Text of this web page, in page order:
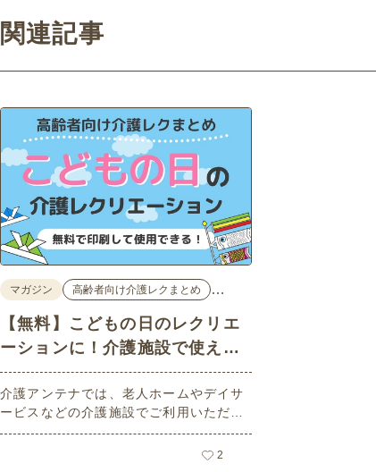
関連記事
マガジン 高齢者向け介護レクまとめ …
【無料】こどもの日のレクリエ
ーションに！介護施設で使える
高齢者向けレク素材
介護アンテナでは、老人ホームやデイサ
ービスなどの介護施設でご利用いただけ
る高齢者向けレク素材を多数ご用意して
います。今回はそのなかから、「こども
2